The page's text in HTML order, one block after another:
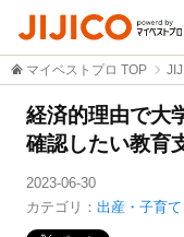
マイベストプロ TOP
経済的理由で大
確認したい教育
2023-06-30
カテゴリ： 出産・子育